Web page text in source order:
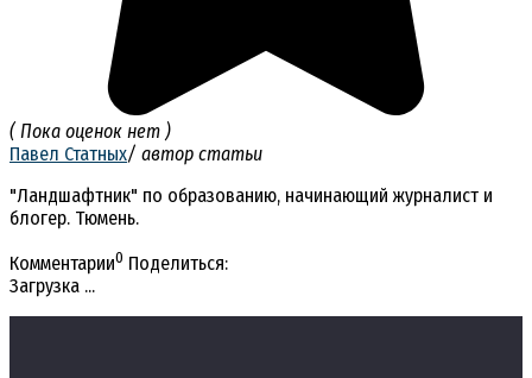
( Пока оценок нет )
Павел Статных/ автор статьи
"Ландшафтник" по образованию, начинающий журналист и
блогер. Тюмень.
Комментарии0 Поделиться:
Загрузка ...